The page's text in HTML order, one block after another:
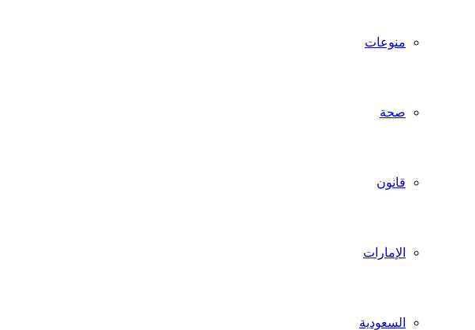
منوعات
صحة
قانون
الإمارات
السعودية